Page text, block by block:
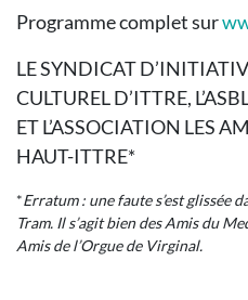
Programme complet sur
LE SYNDICAT
CULTUREL D’ITTRE,
ET L’ASSOCIATION LES
HAUT-ITTRE*
*Erratum : une faute s’est glissée
Tram. Il s’agit bien des Amis du
Amis de l’Orgue de Virginal.